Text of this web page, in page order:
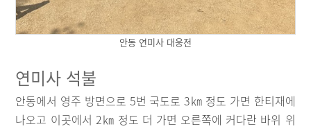
안동 연미사 대웅전
연미사 석불
안동에서 영주 방면으로 5번 국도로 3㎞ 정도 가면 한티재에
나오고 이곳에서 2㎞ 정도 더 가면 오른쪽에 커다란 바위 위